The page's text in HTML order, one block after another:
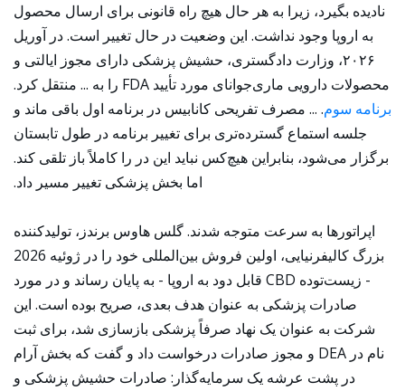
نادیده بگیرد، زیرا به هر حال هیچ راه قانونی برای ارسال محصول
به اروپا وجود نداشت. این وضعیت در حال تغییر است. در آوریل
۲۰۲۶، وزارت دادگستری، حشیش پزشکی دارای مجوز ایالتی و
محصولات دارویی ماری‌جوانای مورد تأیید FDA را به ... منتقل کرد.
برنامه سوم. ... مصرف تفریحی کانابیس در برنامه اول باقی ماند و
جلسه استماع گسترده‌تری برای تغییر برنامه در طول تابستان
برگزار می‌شود، بنابراین هیچ‌کس نباید این در را کاملاً باز تلقی کند.
اما بخش پزشکی تغییر مسیر داد.
اپراتورها به سرعت متوجه شدند. گلس هاوس برندز، تولیدکننده
بزرگ کالیفرنیایی، اولین فروش بین‌المللی خود را در ژوئیه 2026
- زیست‌توده CBD قابل دود به اروپا - به پایان رساند و در مورد
صادرات پزشکی به عنوان هدف بعدی، صریح بوده است. این
شرکت به عنوان یک نهاد صرفاً پزشکی بازسازی شد، برای ثبت
نام در DEA و مجوز صادرات درخواست داد و گفت که بخش آرام
در پشت عرشه یک سرمایه‌گذار: صادرات حشیش پزشکی و